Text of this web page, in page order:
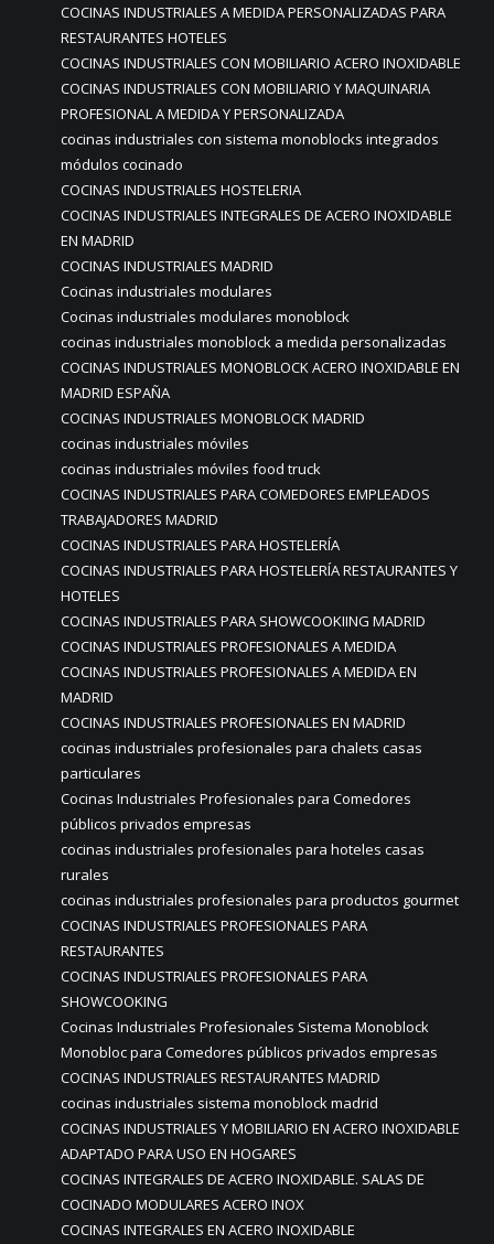
COCINAS INDUSTRIALES A MEDIDA PERSONALIZADAS PARA
RESTAURANTES HOTELES
COCINAS INDUSTRIALES CON MOBILIARIO ACERO INOXIDABLE
COCINAS INDUSTRIALES CON MOBILIARIO Y MAQUINARIA
PROFESIONAL A MEDIDA Y PERSONALIZADA
cocinas industriales con sistema monoblocks integrados
módulos cocinado
COCINAS INDUSTRIALES HOSTELERIA
COCINAS INDUSTRIALES INTEGRALES DE ACERO INOXIDABLE
EN MADRID
COCINAS INDUSTRIALES MADRID
Cocinas industriales modulares
Cocinas industriales modulares monoblock
cocinas industriales monoblock a medida personalizadas
COCINAS INDUSTRIALES MONOBLOCK ACERO INOXIDABLE EN
MADRID ESPAÑA
COCINAS INDUSTRIALES MONOBLOCK MADRID
cocinas industriales móviles
cocinas industriales móviles food truck
COCINAS INDUSTRIALES PARA COMEDORES EMPLEADOS
TRABAJADORES MADRID
COCINAS INDUSTRIALES PARA HOSTELERÍA
COCINAS INDUSTRIALES PARA HOSTELERÍA RESTAURANTES Y
HOTELES
COCINAS INDUSTRIALES PARA SHOWCOOKIING MADRID
COCINAS INDUSTRIALES PROFESIONALES A MEDIDA
COCINAS INDUSTRIALES PROFESIONALES A MEDIDA EN
MADRID
COCINAS INDUSTRIALES PROFESIONALES EN MADRID
cocinas industriales profesionales para chalets casas
particulares
Cocinas Industriales Profesionales para Comedores
públicos privados empresas
cocinas industriales profesionales para hoteles casas
rurales
cocinas industriales profesionales para productos gourmet
COCINAS INDUSTRIALES PROFESIONALES PARA
RESTAURANTES
COCINAS INDUSTRIALES PROFESIONALES PARA
SHOWCOOKING
Cocinas Industriales Profesionales Sistema Monoblock
Monobloc para Comedores públicos privados empresas
COCINAS INDUSTRIALES RESTAURANTES MADRID
cocinas industriales sistema monoblock madrid
COCINAS INDUSTRIALES Y MOBILIARIO EN ACERO INOXIDABLE
ADAPTADO PARA USO EN HOGARES
COCINAS INTEGRALES DE ACERO INOXIDABLE. SALAS DE
COCINADO MODULARES ACERO INOX
COCINAS INTEGRALES EN ACERO INOXIDABLE